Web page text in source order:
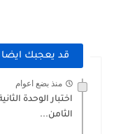
قد يعجبك ايضا
منذ بضع اعوام
اختبار الوحدة
الثامن...